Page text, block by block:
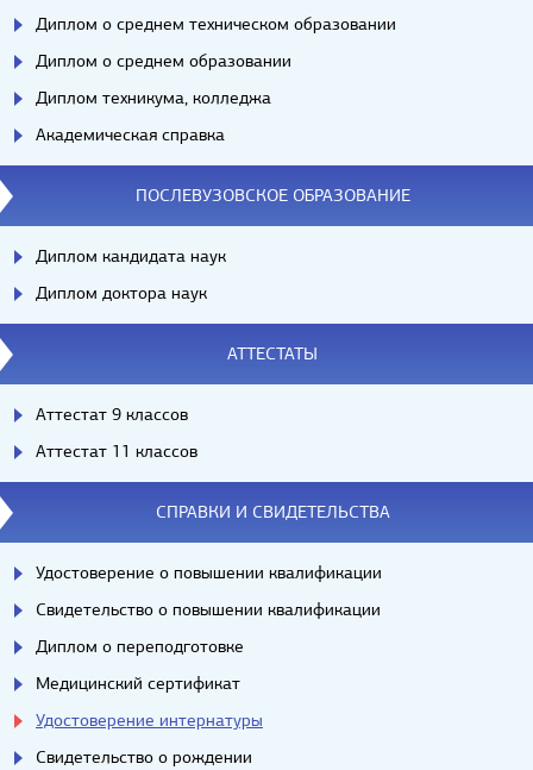
Диплом о среднем техническом образовании
Диплом о среднем образовании
Диплом техникума, колледжа
Академическая справка
ПОСЛЕВУЗОВСКОЕ ОБРАЗОВАНИЕ
Диплом кандидата наук
Диплом доктора наук
АТТЕСТАТЫ
Аттестат 9 классов
Аттестат 11 классов
СПРАВКИ И СВИДЕТЕЛЬСТВА
Удостоверение о повышении квалификации
Свидетельство о повышении квалификации
Диплом о переподготовке
Медицинский сертификат
Удостоверение интернатуры
Свидетельство о рождении